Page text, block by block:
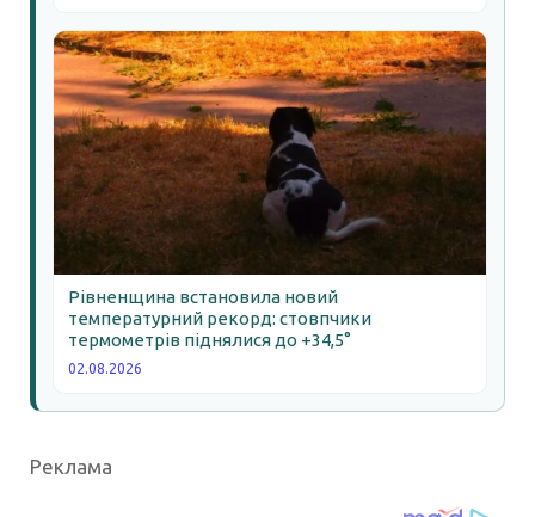
Рівненщина встановила новий
температурний рекорд: стовпчики
термометрів піднялися до +34,5°
02.08.2026
Реклама